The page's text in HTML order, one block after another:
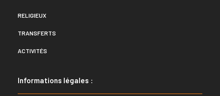
RELIGIEUX
TRANSFERTS
ACTIVITÉS
Informations légales :